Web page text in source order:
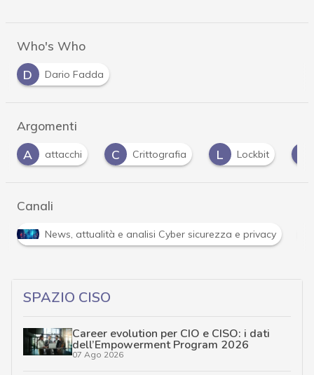
Who's Who
D
Dario Fadda
Argomenti
C
Crittografia L Lockbit M malware
Canali
e analisi Cyber sicurezza e privacy R Ransomware
SPAZIO CISO
Career evolution per CIO e CISO: i dati
dell’Empowerment Program 2026
07 Ago 2026